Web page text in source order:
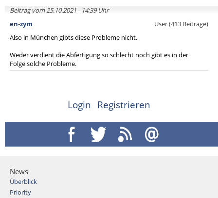
Beitrag vom 25.10.2021 - 14:39 Uhr
en-zym
User (413 Beiträge)
Also in München gibts diese Probleme nicht.
Weder verdient die Abfertigung so schlecht noch gibt es in der
Folge solche Probleme.
Login Registrieren
News
Überblick
Priority